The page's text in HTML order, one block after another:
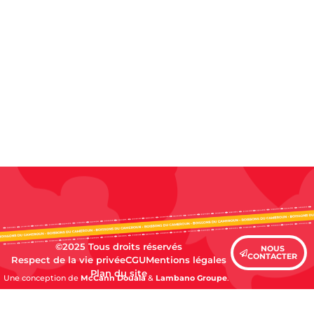
©2025 Tous droits réservés
Respect de la vie privéeCGUMentions légales
Plan du site
NOUS
CONTACTER
Une conception de McCann Douala& Lambano Groupe.